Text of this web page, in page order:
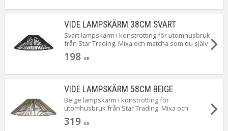
storlekar, här ser du mellanstora Vide 38cm i
beige.
VIDE LAMPSKÄRM 38CM SVART
Svart lampskärm i konstrotting för utomhusbruk
från Star Trading. Mixa och matcha som du själv
vill med ljuskällor och sladdställ för
utomhusbruk. Passar till sladdställ med E27
ser du mellanstora Vide 38cm i svart.
198 KR
VIDE LAMPSKÄRM 58CM BEIGE
Beige lampskärm i konstrotting för
utomhusbruk från Star Trading. Mixa och
matcha som du själv vill med ljuskällor och
sladdställ för utomhusbruk. Passar till sladdställ
319 KR